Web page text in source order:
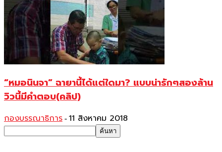
“หมอนินจา” ฉายานี้ได้แต่ใดมา? แบบน่ารักๆสองล้าน
วิวนี้มีคำตอบ(คลิป)
กองบรรณาธิการ - 11 สิงหาคม 2018